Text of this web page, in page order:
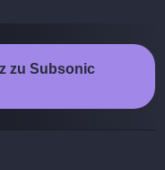
zu Subsonic